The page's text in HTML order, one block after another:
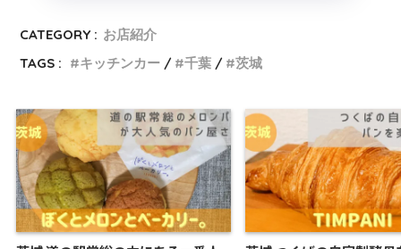
CATEGORY : お店紹介
TAGS :
キッチンカー 千葉 茨城